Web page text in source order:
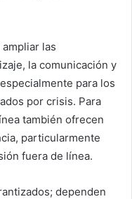
las
la comunicación y
para los
por crisis. Para
también ofrecen
particularmente
fuera de línea.
dependen